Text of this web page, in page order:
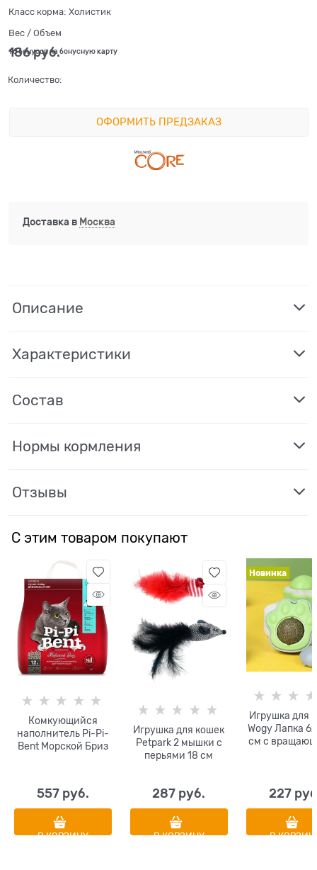
Класс корма: Холистик
Вес / Объем
186 руб.
+6 бонусов на бонусную карту
Количество:
ОФОРМИТЬ ПРЕДЗАКАЗ
Доставка в Москва
Описание
Характеристики
Состав
Нормы кормления
Отзывы
С этим товаром покупают
Комкующийся
наполнитель Pi-Pi-
Bent Морской Бриз
557 руб.
В КОРЗИНУ
Игрушка для кошек
Petpark 2 мышки с
перьями 18 см
287 руб.
В КОРЗИНУ
Новинка
Игрушка для
Wogy Лапка
см с
227
В